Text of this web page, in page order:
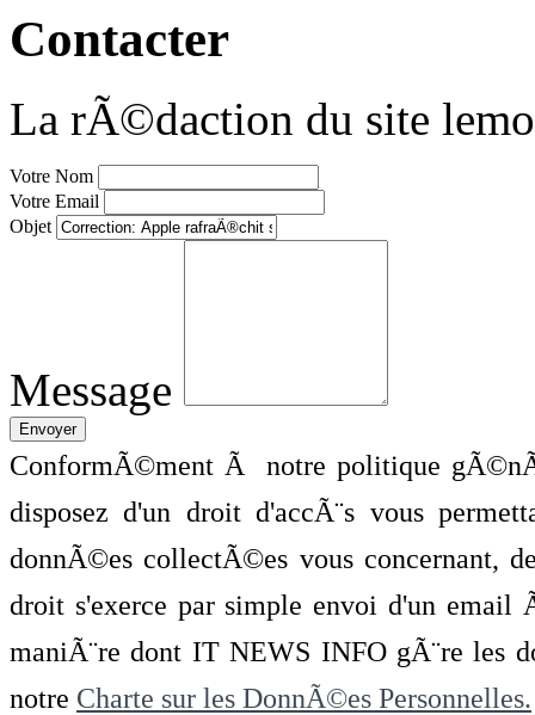
Contacter
La rÃ©daction du site
Votre Nom
Votre Email
Objet
Message
ConformÃ©ment Ã notre politique
disposez d'un droit d'accÃ¨s vous
donnÃ©es collectÃ©es vous concernant,
droit s'exerce par simple envoi d'un
maniÃ¨re dont IT NEWS INFO gÃ¨re les
notre Charte sur les DonnÃ©es Personnelles.